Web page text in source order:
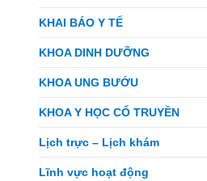
KHAI BÁO Y TẾ
KHOA DINH DƯỠNG
KHOA UNG BƯỚU
KHOA Y HỌC CỔ TRUYỀN
Lịch trực – Lịch khám
Lĩnh vực hoạt động